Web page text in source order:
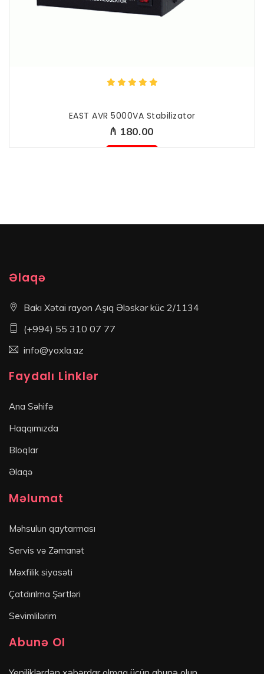
EAST AVR 5000VA Stabilizator
₼ 180.00
Mövcud deyil
Əlaqə
Bakı Xətai rayon Aşıq Ələskər küc 2/1134
(+994) 55 310 07 77
info@yoxla.az
Faydalı Linklər
Ana Səhifə
Haqqımızda
Bloqlar
Əlaqə
Məlumat
Məhsulun qaytarması
Servis və Zəmanət
Məxfilik siyasəti
Çatdırılma Şərtləri
Sevimlilərim
Abunə Ol